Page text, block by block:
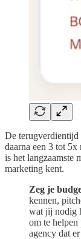
De terugverdientijd
daarna een 3 tot
is het langzaamste
marketing kent.
Zeg je
kennen,
wat jij nodig
om te helpen
agency dat